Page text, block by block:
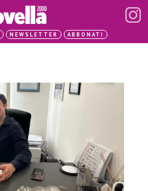
NEWSLETTER ABBONATI